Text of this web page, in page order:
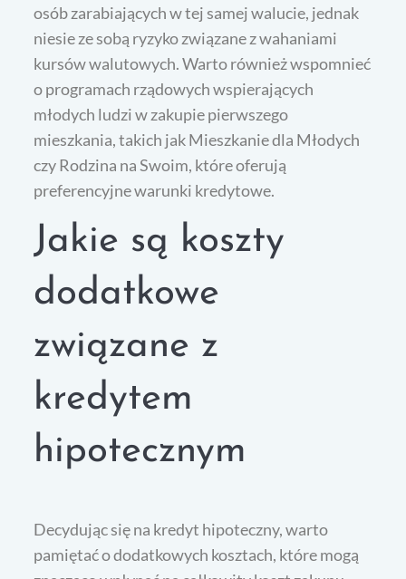
osób zarabiających w tej samej walucie, jednak
niesie ze sobą ryzyko związane z wahaniami
kursów walutowych. Warto również wspomnieć
o programach rządowych wspierających
młodych ludzi w zakupie pierwszego
mieszkania, takich jak Mieszkanie dla Młodych
czy Rodzina na Swoim, które oferują
preferencyjne warunki kredytowe.
Jakie są koszty
dodatkowe
związane z
kredytem
hipotecznym
Decydując się na kredyt hipoteczny, warto
pamiętać o dodatkowych kosztach, które mogą